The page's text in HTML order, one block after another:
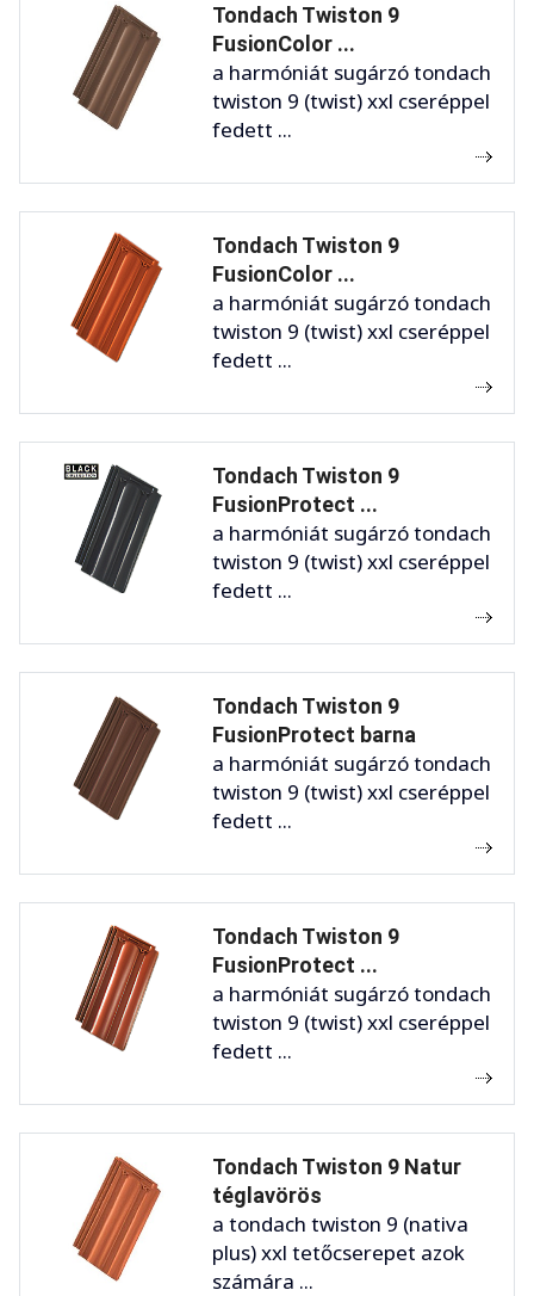
Tondach Twiston 9
FusionColor ...
a harmóniát sugárzó tondach
twiston 9 (twist) xxl cseréppel
fedett ...
Tondach Twiston 9
FusionColor ...
a harmóniát sugárzó tondach
twiston 9 (twist) xxl cseréppel
fedett ...
Tondach Twiston 9
FusionProtect ...
a harmóniát sugárzó tondach
twiston 9 (twist) xxl cseréppel
fedett ...
Tondach Twiston 9
FusionProtect barna
a harmóniát sugárzó tondach
twiston 9 (twist) xxl cseréppel
fedett ...
Tondach Twiston 9
FusionProtect ...
a harmóniát sugárzó tondach
twiston 9 (twist) xxl cseréppel
fedett ...
Tondach Twiston 9 Natur
téglavörös
a tondach twiston 9 (nativa
plus) xxl tetőcserepet azok
számára ...